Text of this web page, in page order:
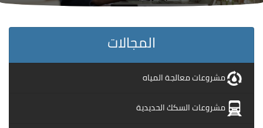
المجالات
مشروعات معالجة المياه
مشروعات السكك الحديدية